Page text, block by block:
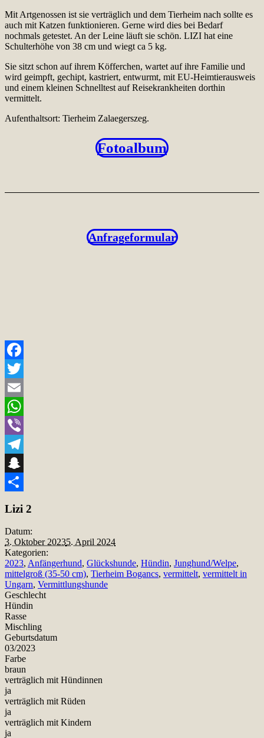
Mit Artgenossen ist sie verträglich und dem Tierheim nach sollte es
auch mit Katzen funktionieren. Gerne wird dies bei Bedarf
nochmals getestet. An der Leine läuft sie schön. LIZI hat eine
Schulterhöhe von 38 cm und wiegt ca 5 kg.
Sie sitzt schon auf ihrem Köfferchen, wartet auf ihre Familie und
wird geimpft, gechipt, kastriert, entwurmt, mit EU-Heimtierausweis
und einem kleinen Schnelltest auf Reisekrankheiten dorthin
vermittelt.
Aufenthaltsort: Tierheim Zalaegerszeg.
Fotoalbum
Anfrageformular
Facebook
Twitter
Email
WhatsApp
Viber
Telegram
Snapchat
Lizi 2
Datum:
3. Oktober 20235. April 2024
Kategorien:
2023, Anfängerhund, Glückshunde, Hündin, Junghund/Welpe,
mittelgroß (35-50 cm), Tierheim Bogancs, vermittelt, vermittelt in
Ungarn, Vermittlungshunde
Geschlecht
Hündin
Rasse
Mischling
Geburtsdatum
03/2023
Farbe
braun
verträglich mit Hündinnen
ja
verträglich mit Rüden
ja
verträglich mit Kindern
ja